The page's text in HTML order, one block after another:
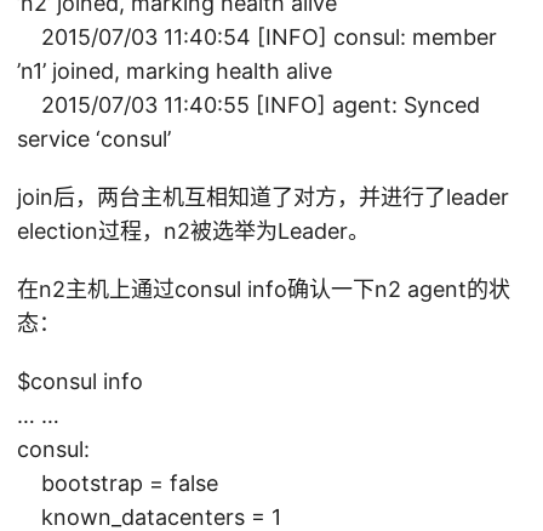
2015/07/03 11:40:54 [INFO] consul: member
’n1’ joined, marking health alive
2015/07/03 11:40:55 [INFO] agent: Synced
service ‘consul’
join后，两台主机互相知道了对方，并进行了leader
election过程，n2被选举为Leader。
在n2主机上通过consul info确认一下n2 agent的状
态：
$consul info
… …
consul:
bootstrap = false
known_datacenters = 1